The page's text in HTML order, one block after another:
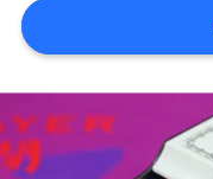
PRIVACY
POLICY